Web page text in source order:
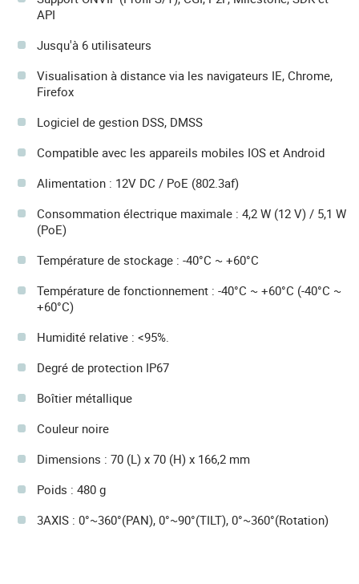
API
Jusqu'à 6 utilisateurs
Visualisation à distance via les navigateurs IE, Chrome,
Firefox
Logiciel de gestion DSS, DMSS
Compatible avec les appareils mobiles IOS et Android
Alimentation : 12V DC / PoE (802.3af)
Consommation électrique maximale : 4,2 W (12 V) / 5,1 W
(PoE)
Température de stockage : -40°C ~ +60°C
Température de fonctionnement : -40°C ~ +60°C (-40°C ~
+60°C)
Humidité relative : <95%.
Degré de protection IP67
Boîtier métallique
Couleur noire
Dimensions : 70 (L) x 70 (H) x 166,2 mm
Poids : 480 g
3AXIS : 0°~360°(PAN), 0°~90°(TILT), 0°~360°(Rotation)